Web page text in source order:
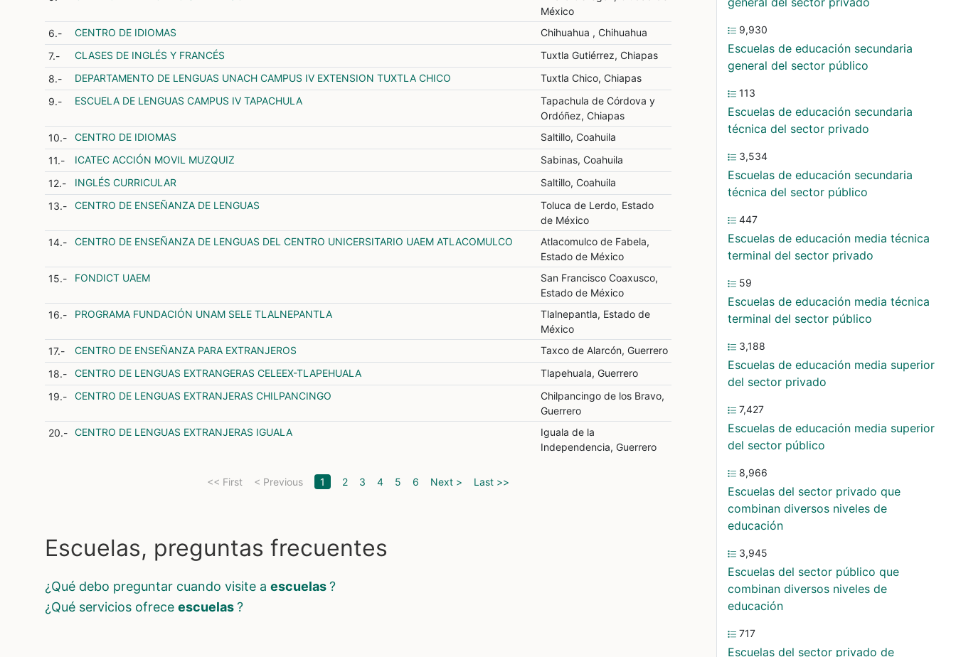
México
6.-
CENTRO DE IDIOMAS
Chihuahua , Chihuahua
7.-
CLASES DE INGLÉS Y FRANCÉS
Tuxtla Gutiérrez, Chiapas
8.-
DEPARTAMENTO DE LENGUAS UNACH CAMPUS IV EXTENSION TUXTLA CHICO
Tuxtla Chico, Chiapas
9.-
ESCUELA DE LENGUAS CAMPUS IV TAPACHULA
Tapachula de Córdova y
Ordóñez, Chiapas
10.-
CENTRO DE IDIOMAS
Saltillo, Coahuila
11.-
ICATEC ACCIÓN MOVIL MUZQUIZ
Sabinas, Coahuila
12.-
INGLÉS CURRICULAR
Saltillo, Coahuila
13.-
CENTRO DE ENSEÑANZA DE LENGUAS
Toluca de Lerdo, Estado
de México
14.-
CENTRO DE ENSEÑANZA DE LENGUAS DEL CENTRO UNICERSITARIO UAEM ATLACOMULCO
Atlacomulco de Fabela,
Estado de México
15.-
FONDICT UAEM
San Francisco Coaxusco,
Estado de México
16.-
PROGRAMA FUNDACIÓN UNAM SELE TLALNEPANTLA
Tlalnepantla, Estado de
México
17.-
CENTRO DE ENSEÑANZA PARA EXTRANJEROS
Taxco de Alarcón, Guerrero
18.-
CENTRO DE LENGUAS EXTRANGERAS CELEEX-TLAPEHUALA
Tlapehuala, Guerrero
19.-
CENTRO DE LENGUAS EXTRANJERAS CHILPANCINGO
Chilpancingo de los Bravo,
Guerrero
20.-
CENTRO DE LENGUAS EXTRANJERAS IGUALA
Iguala de la
Independencia, Guerrero
<< First < Previous 1 (current)
2 3 4 5 6 Next > Last >>
Escuelas, preguntas frecuentes
¿qué debo preguntar cuando visite a escuelas?
¿qué servicios ofrece escuelas?
9,930
Escuelas de educación secundaria
general del sector público
113
Escuelas de educación secundaria
técnica del sector privado
3,534
Escuelas de educación secundaria
técnica del sector público
447
Escuelas de educación media técnica
terminal del sector privado
59
Escuelas de educación media técnica
terminal del sector público
3,188
Escuelas de educación media superior
del sector privado
7,427
Escuelas de educación media superior
del sector público
8,966
Escuelas del sector privado que
combinan diversos niveles de
educación
3,945
Escuelas del sector público que
combinan diversos niveles de
educación
717
Escuelas del sector privado de